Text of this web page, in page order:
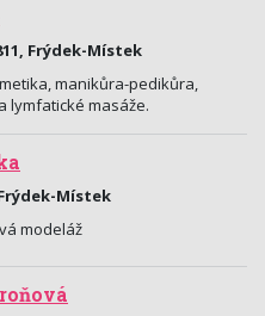
Frýdek-Místek
manikůra-pedikůra,
lymfatické masáže.
Místek
modeláž